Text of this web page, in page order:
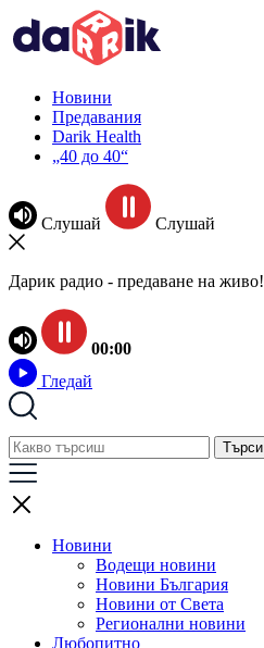
Новини
Предавания
Darik Health
„40 до 40“
Слушай Слушай
Дарик радио - предаване на живо!
00:00
Гледай
Новини
Водещи новини
Новини България
Новини от Света
Регионални новини
Любопитно